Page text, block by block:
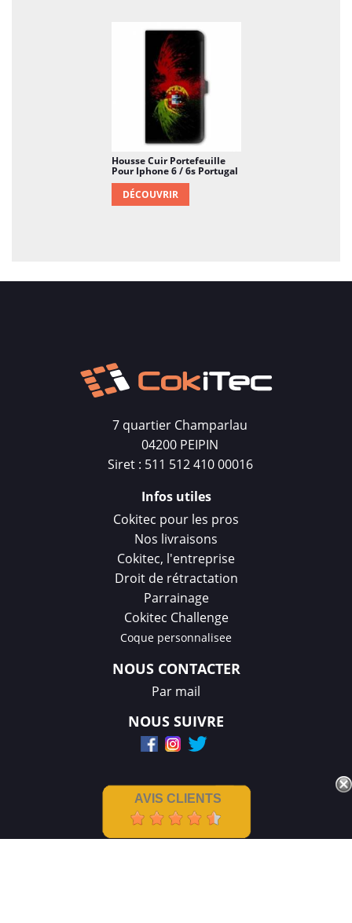
Housse Cuir Portefeuille
Pour Iphone 6 / 6s Portugal
DÉCOUVRIR
7 quartier Champarlau
04200 PEIPIN
Siret : 511 512 410 00016
Infos utiles
Cokitec pour les pros
Nos livraisons
Cokitec, l'entreprise
Droit de rétractation
Parrainage
Cokitec Challenge
Coque personnalisee
NOUS CONTACTER
Par mail
NOUS SUIVRE
AVIS CLIENTS